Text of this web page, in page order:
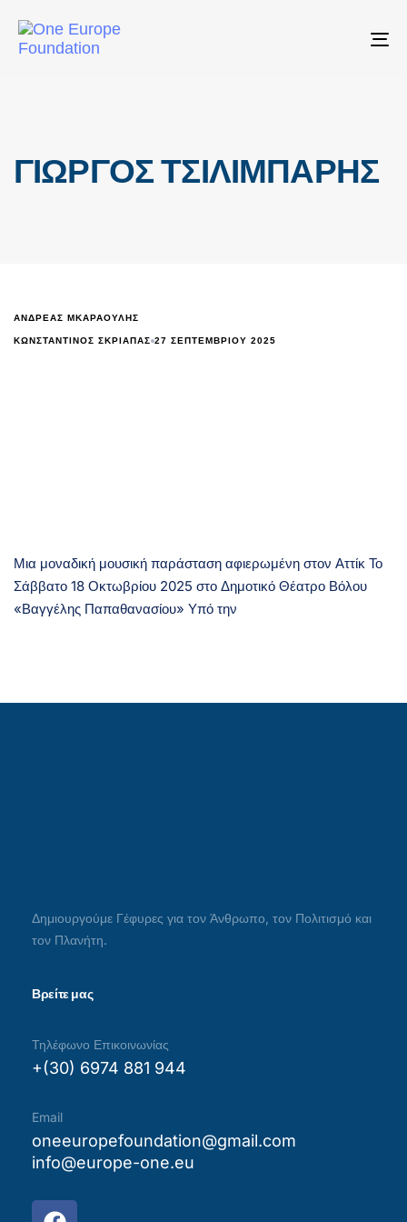
ΓΙΩΡΓΟΣ ΤΣΙΛΙΜΠΑΡΗΣ
ΑΝΔΡΕΑΣ ΜΚΑΡΑΟΥΛΗΣ
ΚΩΝΣΤΑΝΤΊΝΟΣ ΣΚΡΙΆΠΑΣ 27 ΣΕΠΤΕΜΒΡΊΟΥ 2025
Μια μοναδική μουσική παράσταση αφιερωμένη στον Αττίκ Το
Σάββατο 18 Οκτωβρίου 2025 στο Δημοτικό Θέατρο Βόλου
«Βαγγέλης Παπαθανασίου» Υπό την
Δημιουργούμε Γέφυρες για τον Άνθρωπο, τον Πολιτισμό και
τον Πλανήτη.
Βρείτε μας
Τηλέφωνο Επικοινωνίας
+(30) 6974 881 944
Email
oneeuropefoundation@gmail.com
info@europe-one.eu